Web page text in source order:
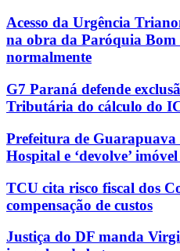
Acesso da Urgência
na obra da Paróquia Bom
normalmente
G7 Paraná defende
Tributária do cálculo do
Prefeitura de
Hospital e ‘devolve’
TCU cita risco fiscal dos
compensação de custos
Justiça do DF manda